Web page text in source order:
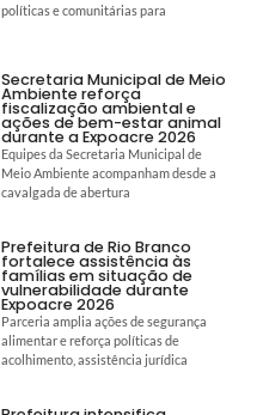
políticas e comunitárias para
Secretaria Municipal de Meio
Ambiente reforça
fiscalização ambiental e
ações de bem-estar animal
durante a Expoacre 2026
Equipes da Secretaria Municipal de
Meio Ambiente acompanham desde a
cavalgada de abertura
Prefeitura de Rio Branco
fortalece assistência às
famílias em situação de
vulnerabilidade durante
Expoacre 2026
Parceria amplia ações de segurança
alimentar e reforça políticas de
acolhimento, assistência jurídica